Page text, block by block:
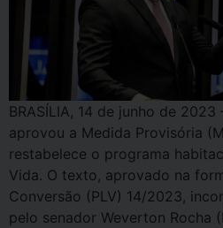
BRASÍLIA, 14 de junho de 2023
aprovou a Medida Provisória
restabelece o programa
Vida. O texto, aprovado na
Conversão (PLV) 14/2023,
pelo senador Weverton Rocha